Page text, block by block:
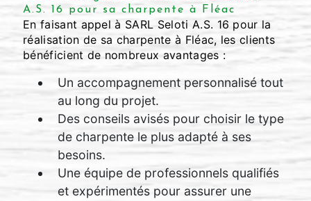
A.S. 16 pour sa charpente à Fléac
En faisant appel à SARL Seloti A.S. 16 pour la
réalisation de sa charpente à Fléac, les clients
bénéficient de nombreux avantages :
Un accompagnement personnalisé tout
au long du projet.
Des conseils avisés pour choisir le type
de charpente le plus adapté à ses
besoins.
Une équipe de professionnels qualifiés
et expérimentés pour assurer une